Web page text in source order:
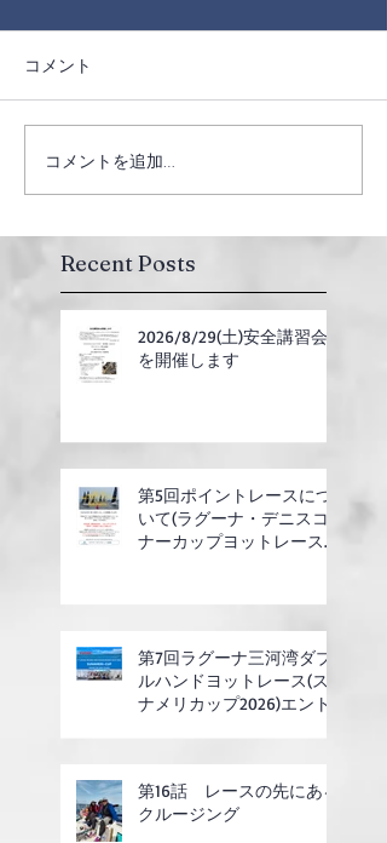
コメント
コメントを追加…
Recent Posts
2026/8/29(土)安全講習会
を開催します
第5回ポイントレースにつ
いて(ラグーナ・デニスコ
ナーカップヨットレース合
第7回ラグーナ三河湾ダブ
ルハンドヨットレース(ス
ナメリカップ2026)エント
第16話 レースの先にある
クルージング